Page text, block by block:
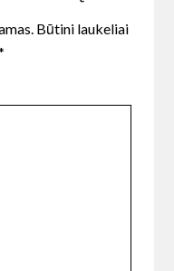
Būtini laukeliai